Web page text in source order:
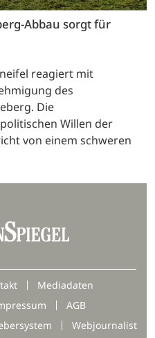
Abbau sorgt für
reagiert mit
des
Die
Willen der
von einem schweren
Mediadaten
AGB
Webjournalist